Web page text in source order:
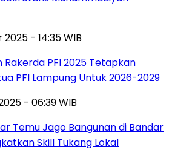
- 14:35 WIB
Rakerda PFI 2025 Tetapkan
PFI Lampung Untuk 2026-2029
- 06:39 WIB
Temu Jago Bangunan di Bandar
Skill Tukang Lokal